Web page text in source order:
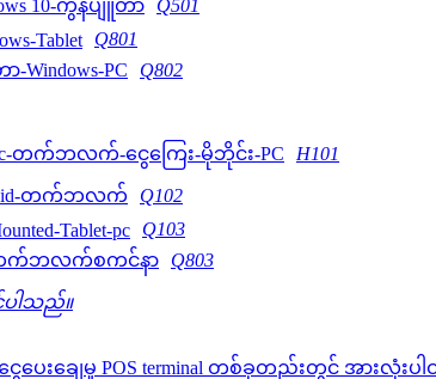
Q501
Q801
Q802
H101
Q102
Q103
Q803
ပါသည်။